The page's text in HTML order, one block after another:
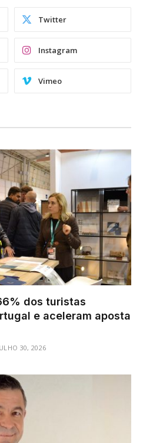
Twitter
Instagram
Vimeo
dos turistas
e aceleram aposta
30, 2026